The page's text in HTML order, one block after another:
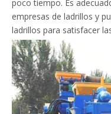
poco tiempo. Es
empresas de ladrillos y
ladrillos para satisfacer